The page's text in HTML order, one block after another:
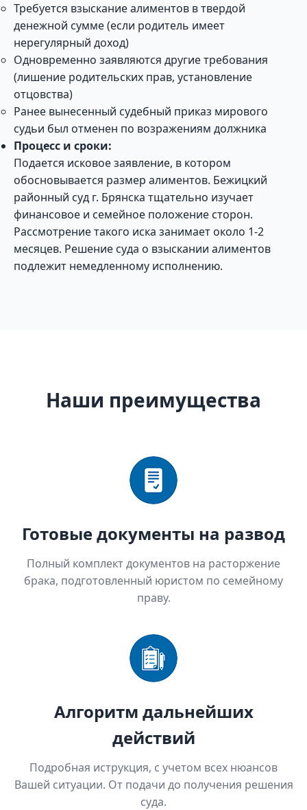
Требуется взыскание алиментов в твердой
денежной сумме (если родитель имеет
нерегулярный доход)
Одновременно заявляются другие требования
(лишение родительских прав, установление
отцовства)
Ранее вынесенный судебный приказ мирового
судьи был отменен по возражениям должника
Процесс и сроки:
Подается исковое заявление, в котором
обосновывается размер алиментов. Бежицкий
районный суд г. Брянска тщательно изучает
финансовое и семейное положение сторон.
Рассмотрение такого иска занимает около 1-2
месяцев. Решение суда о взыскании алиментов
подлежит немедленному исполнению.
Наши преимущества
Готовые документы на развод
Полный комплект документов на расторжение
брака, подготовленный юристом по семейному
праву.
Алгоритм дальнейших
действий
Подробная иструкция, с учетом всех нюансов
Вашей ситуации. От подачи до получения решения
суда.